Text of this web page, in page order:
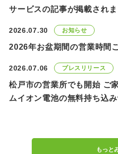
サービスの記事が掲載されま
2026.07.30 お知らせ
2026年お盆期間の営業時間
2026.07.06 プレスリリース
松戸市の営業所でも開始 ご
ムイオン電池の無料持ち込
もっと